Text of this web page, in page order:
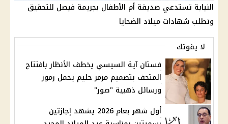
النيابة تستدعي صديقة أم الأطفال بجريمة فيصل للتحقيق
وتطلب شهادات ميلاد الضحايا
لا يفوتك
فستان آية السيسي يخطف الأنظار بافتتاح
المتحف بتصميم مرمر حليم يحمل رموز
ورسائل ذهبية "صور"
أول شهر بعام 2026 يشهد إجازتين